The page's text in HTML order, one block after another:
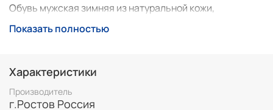
Обувь мужская зимняя из натуральной кожи,
Россия, Ростов-на-Дону.
Доставка до пункта выдачи Сдек, возможна примерка,
оплата при получении.
Показать полностью
Характеристики
Производитель
г.Ростов Россия